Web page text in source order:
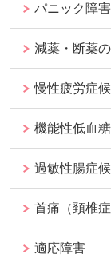
パニック障害
減薬・断薬
慢性疲労症
機能性低血
過敏性腸症
首痛（頚椎
適応障害